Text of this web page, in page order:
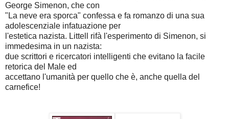
George Simenon, che con
"La neve era sporca" confessa e fa romanzo di una sua
adolescenziale infatuazione per
l'estetica nazista. Littell rifà l'esperimento di Simenon, si
immedesima in un nazista:
due scrittori e ricercatori intelligenti che evitano la facile
retorica del Male ed
accettano l'umanità per quello che è, anche quella del
carnefice!